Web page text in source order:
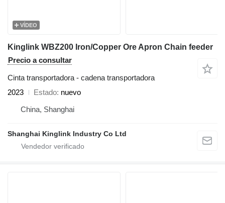
VÍDEO
Kinglink WBZ200 Iron/Copper Ore Apron Chain feeder
Precio a consultar
Cinta transportadora - cadena transportadora
2023
Estado nuevo
China, Shanghai
Shanghai Kinglink Industry Co Ltd